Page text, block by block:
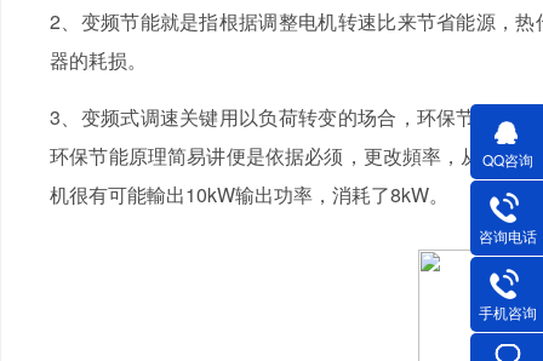
2、变频节能就是指根据调整电机转速比来节省能源，
器的耗损。
3、变频式调速关键用以负荷转变的场合，环保节能实
环保节能原理简易讲便是依据必须，更改頻率，从而更
机很有可能輸出10kW输出功率，消耗了8kW。
QQ咨询
咨询电话
手机咨询